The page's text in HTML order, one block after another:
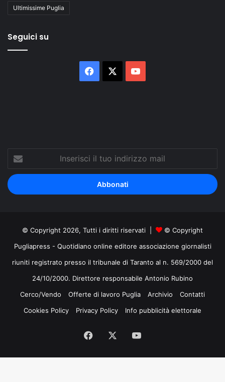
Ultimissime Puglia
Seguici su
Facebook
tuo
indirizzo
mail
© Copyright 2026, Tutti i diritti riservati |
© Copyright
Pugliapress - Quotidiano online editore associazione giornalisti
riuniti registrato presso il tribunale di Taranto al n. 569/2000 del
24/10/2000. Direttore responsabile Antonio Rubino
Cerco/Vendo
Offerte di lavoro Puglia Archivio
Contatti
Cookies Policy
Privacy Policy Info pubblicità elettorale
Facebook
Tube